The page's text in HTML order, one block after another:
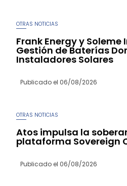
OTRAS NOTICIAS
Frank Energy y Soleme
Gestión de Baterías
Instaladores Solares
Publicado el 06/08/2026
OTRAS NOTICIAS
Atos impulsa la
plataforma Sovereign
Publicado el 06/08/2026